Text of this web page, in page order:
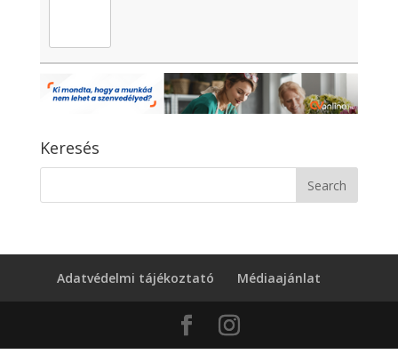
Keresés
Adatvédelmi tájékoztató Médiaajánlat